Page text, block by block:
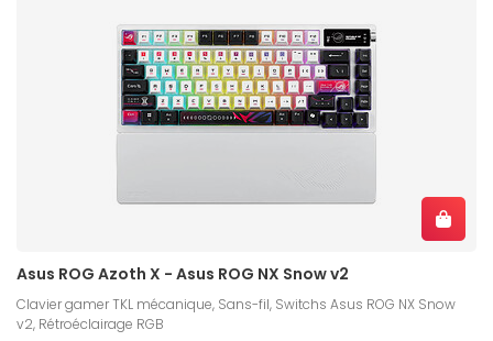
Asus ROG Azoth X - Asus ROG NX Snow v2
Clavier gamer TKL mécanique, Sans-fil, Switchs Asus ROG NX Snow
v2, Rétroéclairage RGB